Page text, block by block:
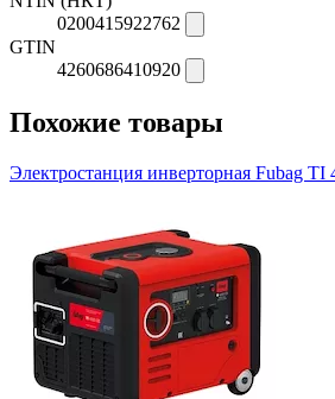
0200415922762
GTIN
4260686410920
Похожие товары
Электростанция инверторная Fubag TI